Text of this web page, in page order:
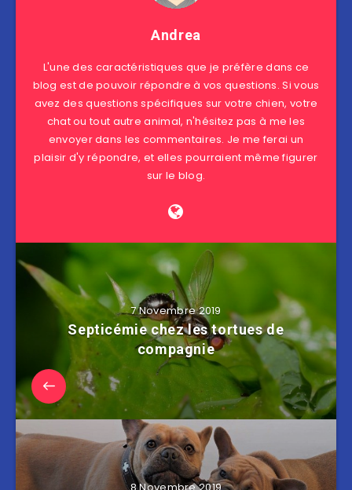
Andrea
L'une des caractéristiques que je préfère dans ce
blog est de pouvoir répondre à vos questions. Si vous
avez des questions spécifiques sur votre chien, votre
chat ou tout autre animal, n'hésitez pas à me les
envoyer dans les commentaires. Je me ferai un
plaisir d'y répondre, et elles pourraient même figurer
sur le blog.
7 Novembre 2019
Septicémie chez les tortues de
compagnie